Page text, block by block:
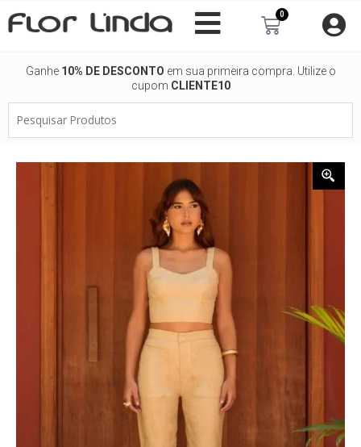
para
0
Carrinho
Ganhe 10% DE DESCONTO em sua primeira compra. Utilize o
cupom CLIENTE10
Produtos